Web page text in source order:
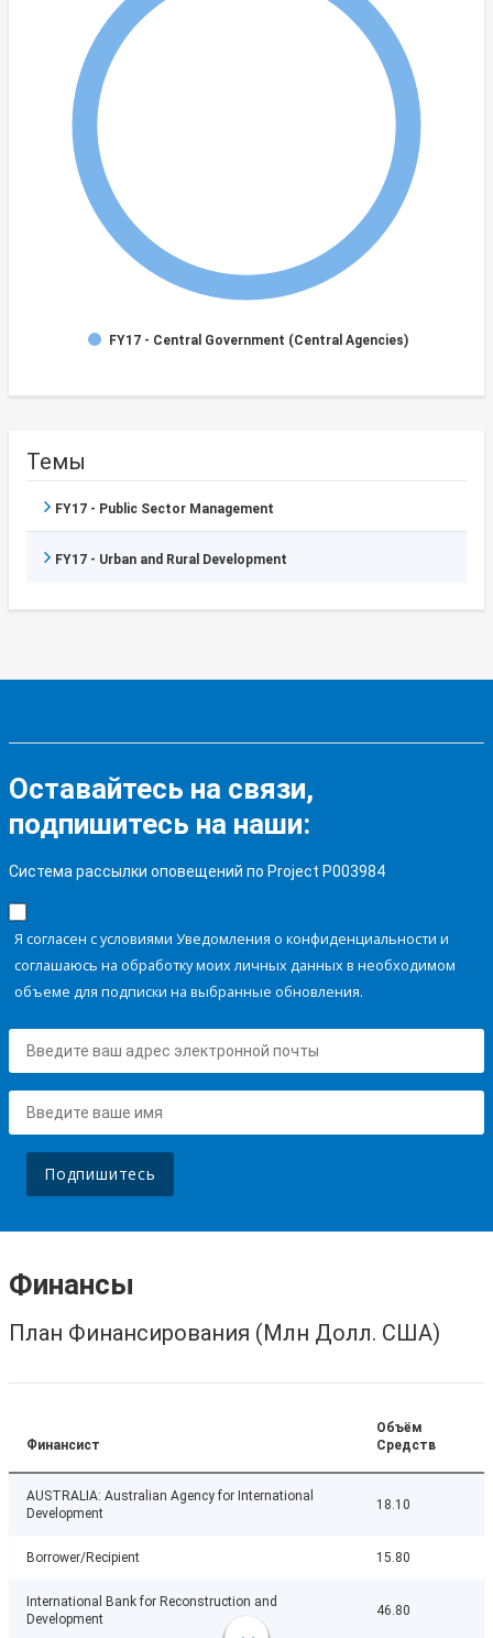
FY17 - Central Government (Central Agencies)
Темы
FY17 - Public Sector Management
FY17 - Urban and Rural Development
Оставайтесь на связи,
подпишитесь на наши:
Система рассылки оповещений по Project P003984
Я согласен с условиями Уведомления о конфиденциальности и
соглашаюсь на обработку моих личных данных в необходимом
объеме для подписки на выбранные обновления.
Подпишитесь
Финансы
План Финансирования (Млн Долл. США)
Финансист
Объём
Средств
AUSTRALIA: Australian Agency for International
Development
18.10
Borrower/Recipient 15.80
International Bank for Reconstruction and
Development
46.80